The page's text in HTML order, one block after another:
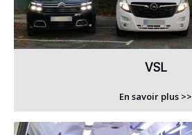
VSL
En savoir plus >>